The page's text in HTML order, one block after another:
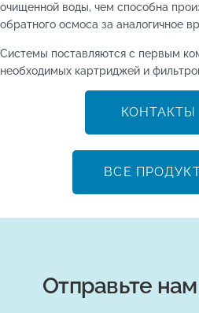
очищенной воды, чем способна
обратного осмоса за аналогичное
Системы поставляются с первым
необходимых картриджей и
КОНТАКТЫ
ВСЕ
Отправьте